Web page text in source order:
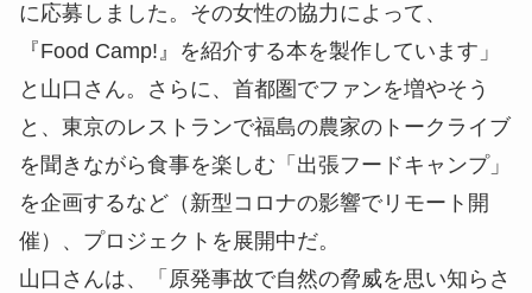
に応募しました。その女性の協力によって、
『Food Camp!』を紹介する本を製作しています」
と山口さん。さらに、首都圏でファンを増やそう
と、東京のレストランで福島の農家のトークライブ
を聞きながら食事を楽しむ「出張フードキャンプ」
を企画するなど（新型コロナの影響でリモート開
催）、プロジェクトを展開中だ。
山口さんは、「原発事故で自然の脅威を思い知らさ